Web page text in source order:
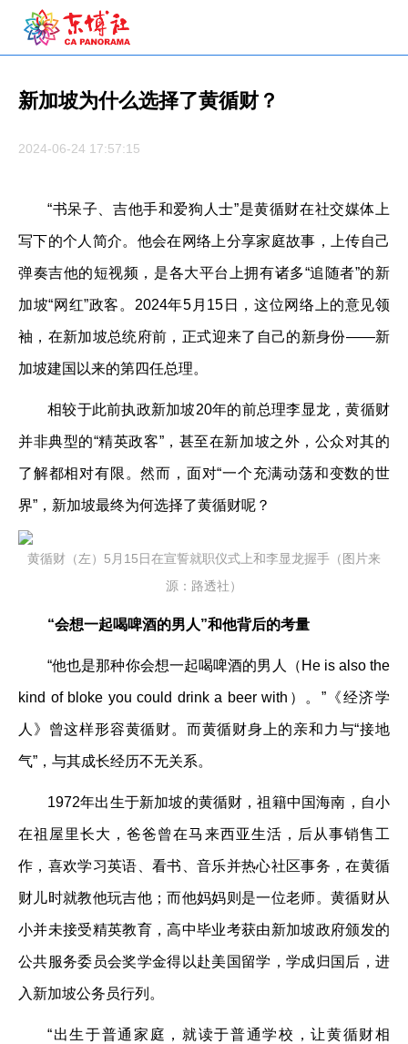
新加坡为什么选择了黄循财？
2024-06-24 17:57:15
“书呆子、吉他手和爱狗人士”是黄循财在社交媒体上
写下的个人简介。他会在网络上分享家庭故事，上传自己
弹奏吉他的短视频，是各大平台上拥有诸多“追随者”的新
加坡“网红”政客。2024年5月15日，这位网络上的意见领
袖，在新加坡总统府前，正式迎来了自己的新身份——新
加坡建国以来的第四任总理。
相较于此前执政新加坡20年的前总理李显龙，黄循财
并非典型的“精英政客”，甚至在新加坡之外，公众对其的
了解都相对有限。然而，面对“一个充满动荡和变数的世
界”，新加坡最终为何选择了黄循财呢？
黄循财（左）5月15日在宣誓就职仪式上和李显龙握手（图片来
源：路透社）
“会想一起喝啤酒的男人”和他背后的考量
“他也是那种你会想一起喝啤酒的男人（He is also the
kind of bloke you could drink a beer with）。”《经济学
人》曾这样形容黄循财。而黄循财身上的亲和力与“接地
气”，与其成长经历不无关系。
1972年出生于新加坡的黄循财，祖籍中国海南，自小
在祖屋里长大，爸爸曾在马来西亚生活，后从事销售工
作，喜欢学习英语、看书、音乐并热心社区事务，在黄循
财儿时就教他玩吉他；而他妈妈则是一位老师。黄循财从
小并未接受精英教育，高中毕业考获由新加坡政府颁发的
公共服务委员会奖学金得以赴美国留学，学成归国后，进
入新加坡公务员行列。
“出生于普通家庭，就读于普通学校，让黄循财相